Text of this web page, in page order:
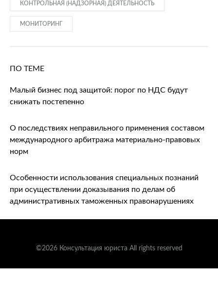
КОНТРОЛЬНАЯ (НАДЗОРНАЯ) ДЕЯТЕЛЬНОСТЬ
МОНИТОРИНГ
ПО ТЕМЕ
Малый бизнес под защитой: порог по НДС будут
снижать постепенно
О последствиях неправильного применения составом
международного арбитража материально-правовых
норм
Особенности использования специальных познаний
при осуществлении доказывания по делам об
административных таможенных правонарушениях
©2026 Консультация юриста All rights reserved